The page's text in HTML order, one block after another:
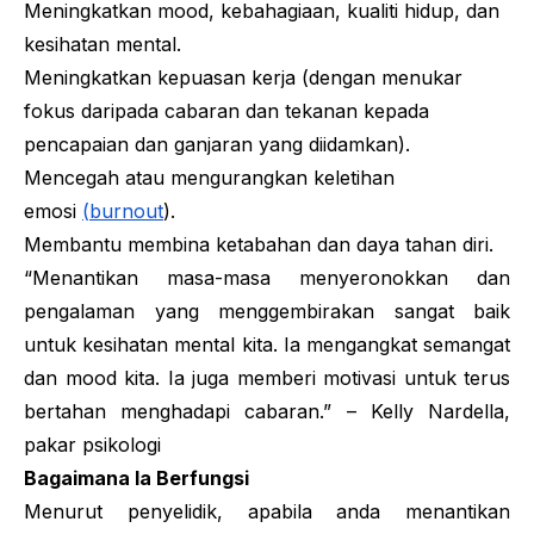
Meningkatkan mood, kebahagiaan, kualiti hidup, dan
kesihatan mental.
Meningkatkan kepuasan kerja (dengan menukar
fokus daripada cabaran dan tekanan kepada
pencapaian dan ganjaran yang diidamkan).
Mencegah atau mengurangkan keletihan
emosi (burnout).
Membantu membina ketabahan dan daya tahan diri.
“Menantikan masa-masa menyeronokkan dan
pengalaman yang menggembirakan sangat baik
untuk kesihatan mental kita. Ia mengangkat semangat
dan mood kita. Ia juga memberi motivasi untuk terus
bertahan menghadapi cabaran.” – Kelly Nardella,
pakar psikologi
Bagaimana Ia Berfungsi
Menurut penyelidik, apabila anda menantikan